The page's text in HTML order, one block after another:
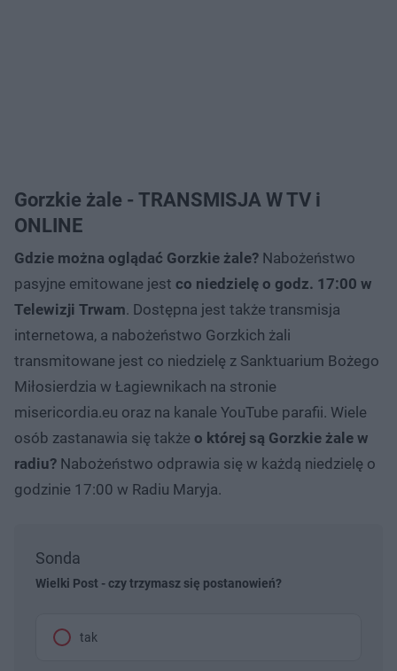
Gorzkie żale - TRANSMISJA W TV i
ONLINE
Gdzie można oglądać Gorzkie żale? Nabożeństwo
pasyjne emitowane jest co niedzielę o godz. 17:00 w
Telewizji Trwam. Dostępna jest także transmisja
internetowa, a nabożeństwo Gorzkich żali
transmitowane jest co niedzielę z Sanktuarium Bożego
Miłosierdzia w Łagiewnikach na stronie
misericordia.eu oraz na kanale YouTube parafii. Wiele
osób zastanawia się także o której są Gorzkie żale w
radiu? Nabożeństwo odprawia się w każdą niedzielę o
godzinie 17:00 w Radiu Maryja.
Sonda
Wielki Post - czy trzymasz się postanowień?
tak